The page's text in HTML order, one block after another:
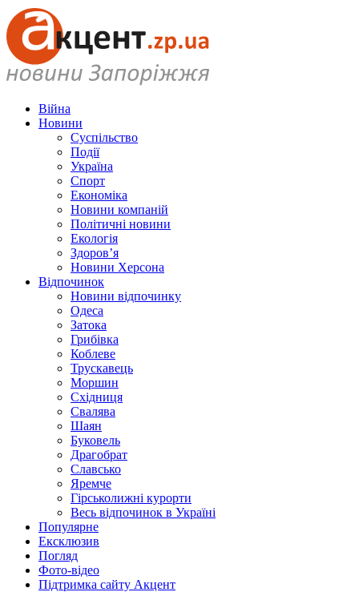
Війна
Новини
Суспільство
Події
Україна
Спорт
Економіка
Новини компаній
Політичні новини
Екологія
Здоров’я
Новини Херсона
Відпочинок
Новини відпочинку
Одеса
Затока
Грибівка
Коблеве
Трускавець
Моршин
Східниця
Свалява
Шаян
Буковель
Драгобрат
Славсько
Яремче
Гірськолижні курорти
Весь відпочинок в Україні
Популярне
Ексклюзив
Погляд
Фото-відео
Підтримка сайту Акцент